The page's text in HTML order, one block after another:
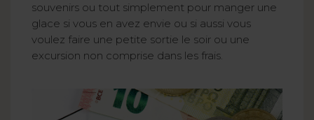
souvenirs ou tout simplement pour manger une
glace si vous en avez envie ou si aussi vous
voulez faire une petite sortie le soir ou une
excursion non comprise dans les frais.